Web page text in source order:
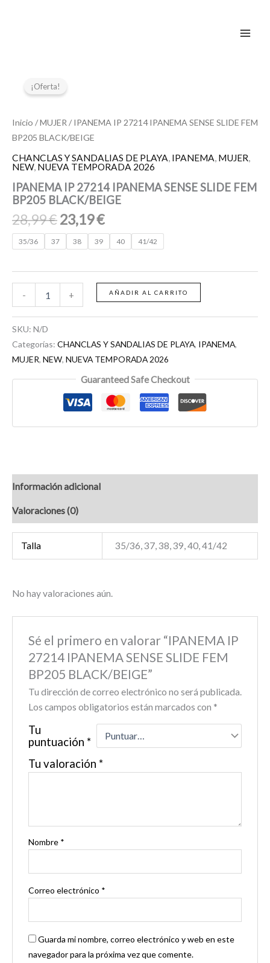
¡Oferta!
Inicio /MUJER / IPANEMA IP 27214 IPANEMA SENSE SLIDE FEM
BP205 BLACK/BEIGE
CHANCLAS Y SANDALIAS DE PLAYA, IPANEMA, MUJER,
NEW, NUEVA TEMPORADA 2026
IPANEMA IP 27214 IPANEMA SENSE SLIDE FEM
BP205 BLACK/BEIGE
28,99€
era:
28,99 €.
23,19€
es:
35/36 37 38 39 40 41/42
-
27214
SENSE
FEM
BP205
BLACK/BEIGE
+ AÑADIR AL CARRITO
SKU: N/D
Categorías: CHANCLAS Y SANDALIAS DE PLAYA, IPANEMA,
MUJER, NEW, NUEVA TEMPORADA 2026
Guaranteed Safe Checkout
Información adicional
Valoraciones (0)
Talla 35/36, 37, 38, 39, 40, 41/42
No hay valoraciones aún.
Sé el primero en valorar “IPANEMA IP
27214 IPANEMA SENSE SLIDE FEM
BP205 BLACK/BEIGE”
Tu dirección de correo electrónico no será publicada.
Los campos obligatorios están marcados con *
Tu
puntuación *
Tu valoración *
Nombre *
Correo electrónico *
Guarda mi nombre, correo electrónico y web en este
navegador para la próxima vez que comente.